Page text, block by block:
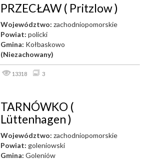
PRZECŁAW ( Pritzlow )
Województwo: zachodniopomorskie
Powiat: policki
Gmina: Kołbaskowo
(Niezachowany)
13318 3
TARNÓWKO (
Lüttenhagen )
Województwo: zachodniopomorskie
Powiat: goleniowski
Gmina: Goleniów